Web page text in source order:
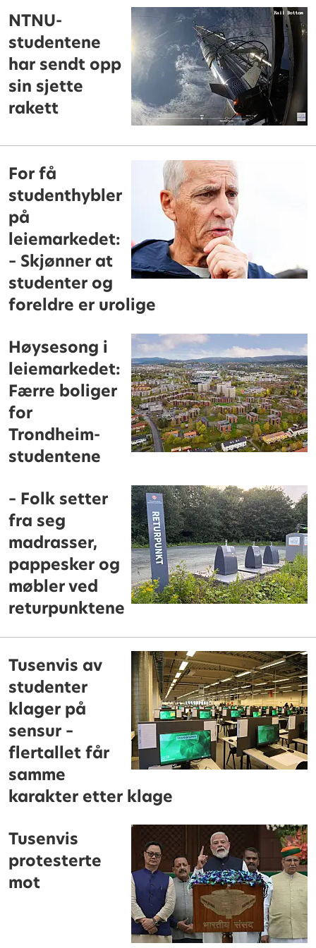
NTNU-
studentene
har sendt opp
sin sjette
rakett
For få
studenthybler
på
leiemarkedet:
– Skjønner at
studenter og
foreldre er urolige
Høysesong i
leiemarkedet:
Færre boliger
for
Trondheim-
studentene
– Folk setter
fra seg
madrasser,
pappesker og
møbler ved
returpunktene
Tusenvis av
studenter
klager på
sensur –
flertallet får
samme
karakter etter klage
Tusenvis
protesterte
mot